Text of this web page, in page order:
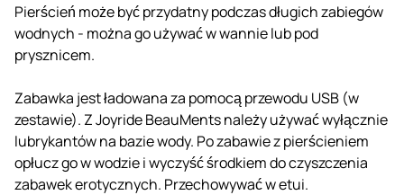
Pierścień może być przydatny podczas długich zabiegów
wodnych - można go używać w wannie lub pod
prysznicem.
Zabawka jest ładowana za pomocą przewodu USB (w
zestawie). Z Joyride BeauMents należy używać wyłącznie
lubrykantów na bazie wody. Po zabawie z pierścieniem
opłucz go w wodzie i wyczyść środkiem do czyszczenia
zabawek erotycznych. Przechowywać w etui.